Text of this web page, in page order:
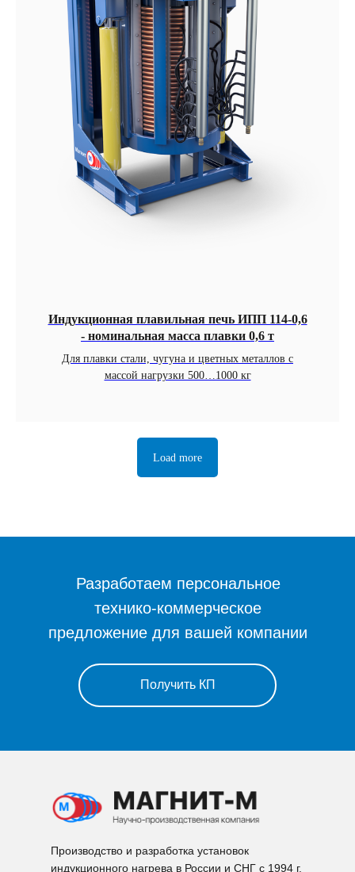
Индукционная плавильная печь ИПП 114-0,6
- номинальная масса плавки 0,6 т
Для плавки стали, чугуна и цветных металлов с
массой нагрузки 500…1000 кг
Load more
Разработаем персональное
технико-коммерческое
предложение для вашей компании
Получить КП
Производство и разработка установок
индукционного нагрева в России и СНГ с 1994 г.